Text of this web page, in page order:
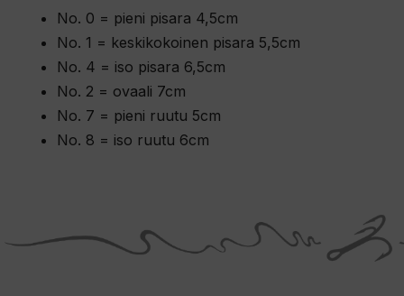
No. 0 = pieni pisara 4,5cm
No. 1 = keskikokoinen pisara 5,5cm
No. 4 = iso pisara 6,5cm
No. 2 = ovaali 7cm
No. 7 = pieni ruutu 5cm
No. 8 = iso ruutu 6cm